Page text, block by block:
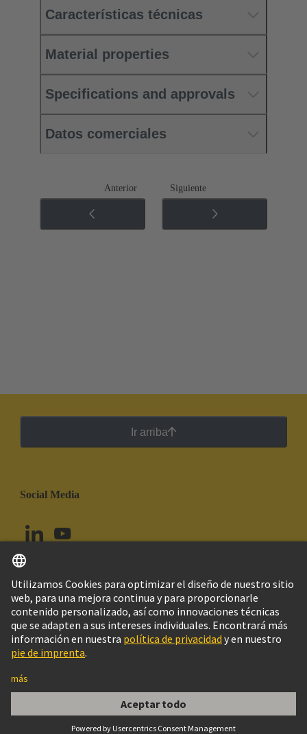
DIN-Signal high current m, 40A solder
Características técnicas
Material properties
Specifications and approvals
Datos comerciales
Anterior Siguiente
Ir arriba
Social Media
Ecuador Español
© Grupo Tecnológico HARTING
Imprint
Aviso Legal WebInformación al cliente